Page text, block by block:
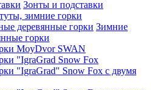
Зонты и подставки
зимние горки
Зимние
горки
MoyDvor SWAN
"IgraGrad Snow Fox
"IgraGrad" Snow Fox с двумя